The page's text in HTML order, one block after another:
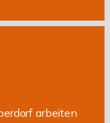
arbeiten